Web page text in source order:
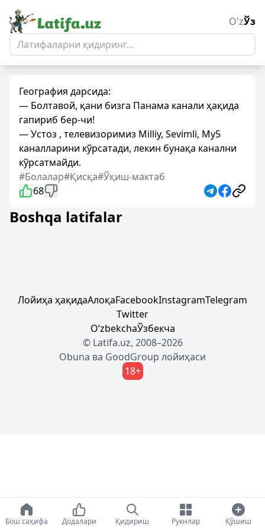
O'zЎз
География дарсида:
— Болтавой, қани бизга Панама канали ҳақида
гапириб бер-чи!
— Устоз , телевизоримиз Milliy, Sevimli, My5
каналларини кўрсатади, лекин бунақа канални
кўрсатмайди.
#Болалар#Қисқа#Ўқиш-мактаб
68
Boshqa latifalar
Лойиҳа ҳақидаАлоқаFacebookInstagramTelegram
Twitter
OʼzbekchaЎзбекча
© Latifa.uz, 2008–2026
Obuna ва GoodGroup лойиҳаси
18+
Бош саҳифа Додалари Қидириш Рукнлар Қўшиш